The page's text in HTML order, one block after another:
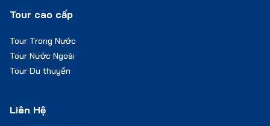
Tour cao cấp
Tour Trong Nước
Tour Nước Ngoài
Tour Du thuyền
Liên Hệ